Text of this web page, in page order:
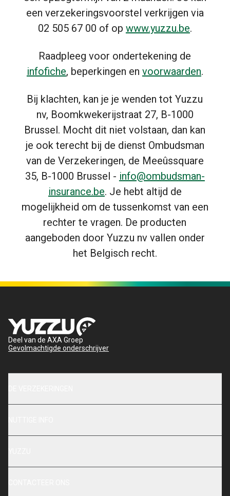
een verzekeringsvoorstel verkrijgen via
02 505 67 00 of op www.yuzzu.be.
Raadpleeg voor ondertekening de
infofiche, beperkingen en voorwaarden.
Bij klachten, kan je je wenden tot Yuzzu
nv, Boomkwekerijstraat 27, B-1000
Brussel. Mocht dit niet volstaan, dan kan
je ook terecht bij de dienst Ombudsman
van de Verzekeringen, de Meeûssquare
35, B-1000 Brussel - info@ombudsman-
insurance.be. Je hebt altijd de
mogelijkheid om de tussenkomst van een
rechter te vragen. De producten
aangeboden door Yuzzu nv vallen onder
het Belgisch recht.
Deel van de AXA Groep
Gevolmachtigde onderschrijver